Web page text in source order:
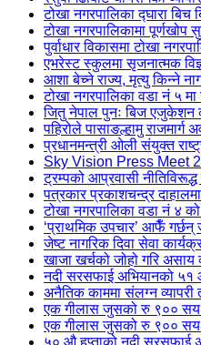
टोखा नगरपालिका द्घारा बिच
टोखा नगरपालिकामा पूर्णखोप
पुर्वाधार विकासमा टोखा
एभरेस्ट स्कुलमा सृजनात्मक
आशा बेच्ने राज्य, मृत्यु किन्ने
टोखा नगरपालिका वडा नं ५
जितु नेपाल पुनः बिज एजुकेशन
पहिरोले पासाङल्हामु राजमार्ग
प्रधानमन्त्री ओली संयुक्त
Sky Vision Press Meet
ट्रम्पको आप्रवासी
पत्रकार प्रकाशचन्द्र
टोखा नगरपालिका वडा नं ४ को
‘प्राथमिक उपचार’ आफैँ गर्छन्
जेष्ट नागरिक दिवा सेवा
खाजा खर्चको जोहो गरि असाय
नदी सरसफाई अभियानको ५१
अनैतिक काममा संलग्न व्यापरी
एक गीलास जुसको रु ९०० सय
एक गीलास जुसको रु ९०० सय
५० औ हप्ताको नदी सरसफाई